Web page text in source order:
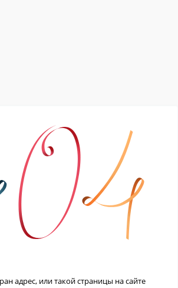
адрес, или такой страницы на сайте